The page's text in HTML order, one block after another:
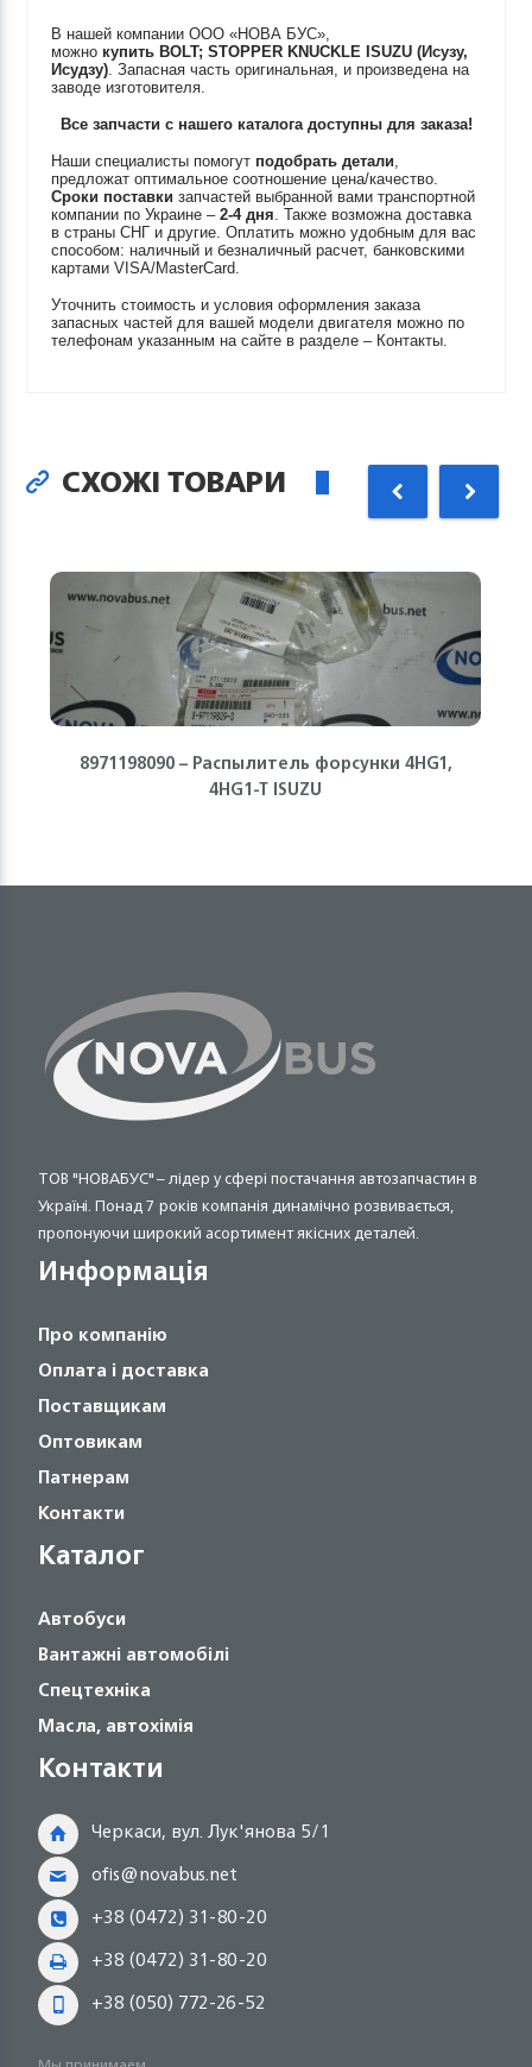
В нашей компании ООО «НОВА БУС»,
можно купить BOLT; STOPPER KNUCKLE ISUZU (Исузу,
Исудзу). Запасная часть оригинальная, и произведена на
заводе изготовителя.
Все запчасти с нашего каталога доступны для заказа!
Наши специалисты помогут подобрать детали,
предложат оптимальное соотношение цена/качество.
Сроки поставки запчастей выбранной вами транспортной
компании по Украине –2-4 дня. Также возможна доставка
в страны СНГ и другие. Оплатить можно удобным для вас
способом: наличный и безналичный расчет, банковскими
картами VISA/MasterCard.
Уточнить стоимость и условия оформления заказа
запасных частей для вашей модели двигателя можно по
телефонам указанным на сайте в разделе – Контакты.
СХОЖІ ТОВАРИ
8971198090 – Распылитель форсунки 4HG1,
4HG1-T ISUZU
ТОВ "НОВАБУС" – лідер у сфері постачання автозапчастин в
Україні. Понад 7 років компанія динамічно розвивається,
пропонуючи широкий асортимент якісних деталей.
Информація
Про компанію
Оплата і доставка
Поставщикам
Оптовикам
Патнерам
Контакти
Каталог
Автобуси
Вантажні автомобілі
Спецтехніка
Масла, автохімія
Контакти
Черкаси, вул. Лук'янова 5/1
ofis@novabus.net
+38 (0472) 31-80-20
+38 (0472) 31-80-20
+38 (050) 772-26-52